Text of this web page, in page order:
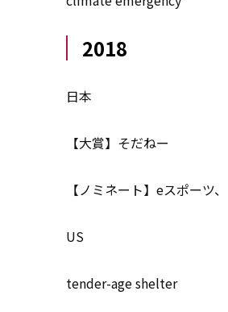
2018
日本
【大賞】そだねー
【ノミネート】eスポーツ
US
tender-age shelter